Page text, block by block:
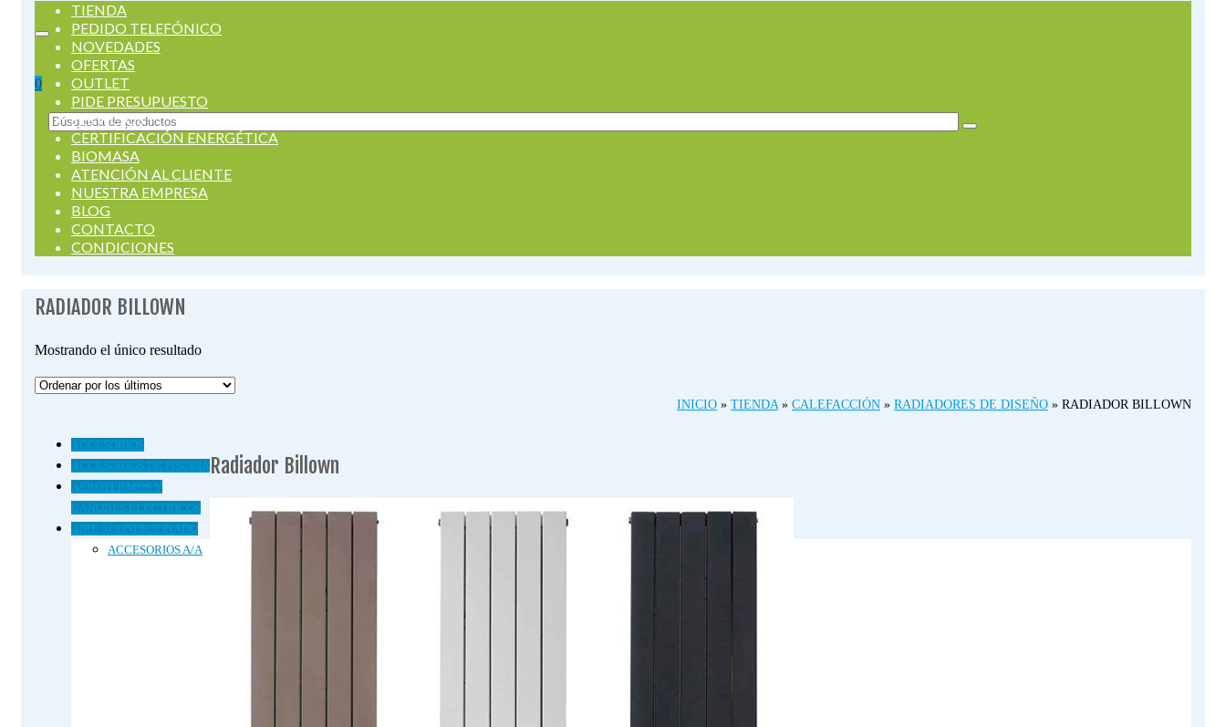
0
Buscar
por:
TIENDA
PEDIDO TELEFÓNICO
NOVEDADES
OFERTAS
OUTLET
PIDE PRESUPUESTO
SERVICIOS
CERTIFICACIÓN ENERGÉTICA
BIOMASA
ATENCIÓN AL CLIENTE
NUESTRA EMPRESA
BLOG
CONTACTO
CONDICIONES
RADIADOR BILLOWN
Mostrando el único resultado
INICIO » TIENDA » CALEFACCIÓN » RADIADORES DE DISEÑO » RADIADOR BILLOWN
Radiador Billown
ACCESORIOS
ACCESORIOS DE PISCINA
AEROTERMOS Y
CAÑONES ELÉCTRICOS
AIRE ACONDICIONADO
ACCESORIOS A/A